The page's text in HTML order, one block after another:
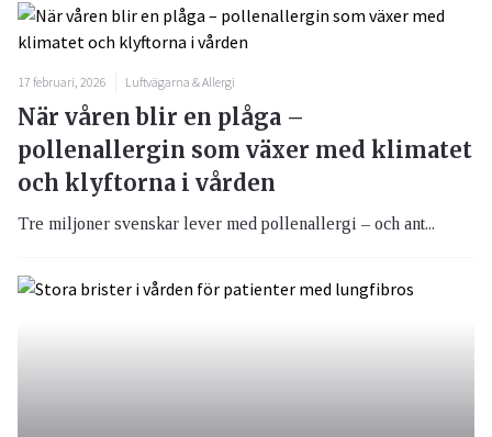
17 februari, 2026 Luftvägarna & Allergi
När våren blir en plåga –
pollenallergin som växer med klimatet
och klyftorna i vården
Tre miljoner svenskar lever med pollenallergi – och ant...